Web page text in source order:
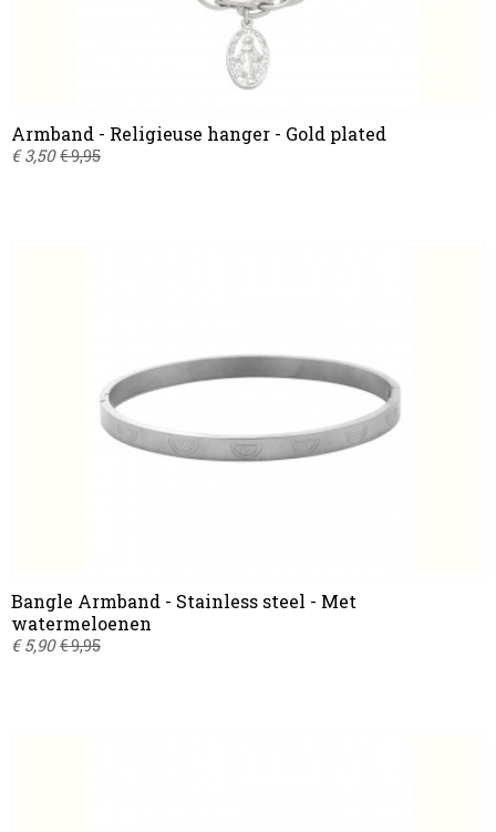
Armband - Religieuse hanger - Gold plated
€ 3,50 € 9,95
Bangle Armband - Stainless steel - Met
watermeloenen
€ 5,90 € 9,95